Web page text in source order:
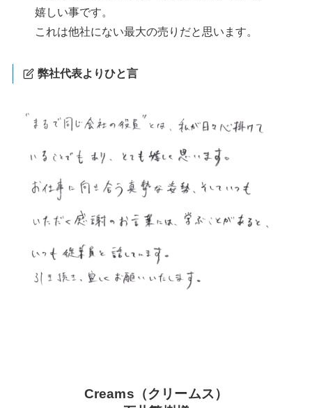
嬉しい事です。
これは他社にない最大の売りだと思います。
弊社代表よりひと言
Creams（クリームス）